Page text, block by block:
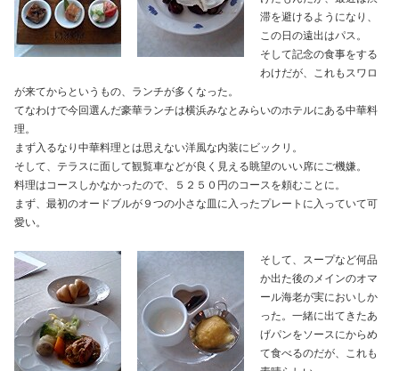
滞を避けるようになり、
この日の遠出はパス。
そして記念の食事をする
わけだが、これもスワロ
が来てからというもの、ランチが多くなった。
てなわけで今回選んだ豪華ランチは横浜みなとみらいのホテルにある中華料
理。
まず入るなり中華料理とは思えない洋風な内装にビックリ。
そして、テラスに面して観覧車などが良く見える眺望のいい席にご機嫌。
料理はコースしかなかったので、５２５０円のコースを頼むことに。
まず、最初のオードブルが９つの小さな皿に入ったプレートに入っていて可
愛い。
そして、スープなど何品
か出た後のメインのオマ
ール海老が実においしか
った。一緒に出てきたあ
げパンをソースにからめ
て食べるのだが、これも